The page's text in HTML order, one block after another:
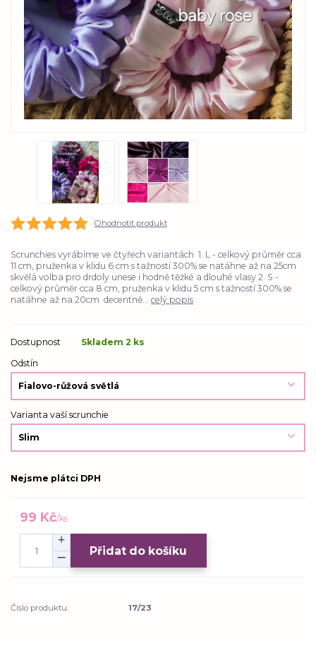
Ohodnotit produkt
Scrunchies vyrábíme ve čtyřech variantách 1. L - celkový průměr cca
11 cm, pruženka v klidu 6 cm s tažností 300% se natáhne až na 25cm
skvělá volba pro drdoly unese i hodně těžké a dlouhé vlasy 2. S -
celkový průměr cca 8 cm, pruženka v klidu 5 cm s tažností 300% se
natáhne až na 20cm decentně... celý popis
Dostupnost
Skladem 2 ks
Odstín
Varianta vaší scrunchie
Nejsme plátci DPH
99 Kč/ks
Přidat do košíku
Číslo produktu: 17/23